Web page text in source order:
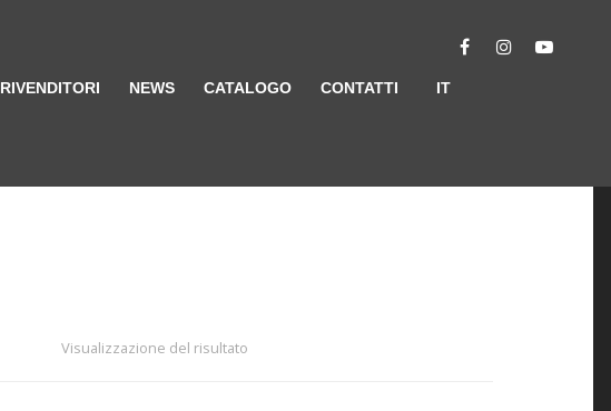
RIVENDITORI NEWS CATALOGO CONTATTI IT
Visualizzazione del risultato